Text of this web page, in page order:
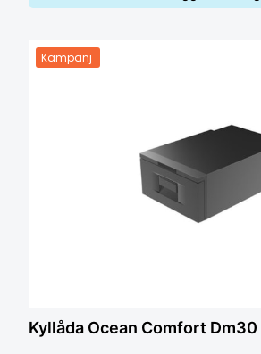
Kampanj
Kyllåda Ocean Comfort Dm30